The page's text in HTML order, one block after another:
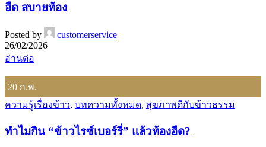
อืด สบายท้อง
Posted by
customerservice
26/02/2026
อ่านต่อ
20 ก.พ.
ความรู้เรื่องข้าว, บทความทั้งหมด, สุขภาพดีกับข้าวธรรม
ทำไมกิน “ข้าวไรซ์เบอร์รี่” แล้วท้องอืด?